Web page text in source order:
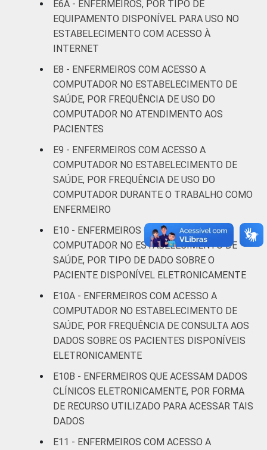
De 41
anos ou
mais
17
LOCALIZAÇÃO Capital
Interior
Fonte: CGI.br/NIC.br, Centro Regional de
Estudos para o Desenvolvimento da
Pesquisa sobre o uso das tecnologias de
informação e comunicação nos
estabelecimentos de saúde brasileiros - TIC
Saúde 2016.
E6A - ENFERMEIROS, POR TIPO DE
EQUIPAMENTO DISPONÍVEL PARA USO NO
ESTABELECIMENTO COM ACESSO À
INTERNET
E8 - ENFERMEIROS COM ACESSO A
COMPUTADOR NO ESTABELECIMENTO DE
SAÚDE, POR FREQUÊNCIA DE USO DO
COMPUTADOR NO ATENDIMENTO AOS
PACIENTES
E9 - ENFERMEIROS COM ACESSO A
COMPUTADOR NO ESTABELECIMENTO DE
SAÚDE, POR FREQUÊNCIA DE USO DO
COMPUTADOR DURANTE O TRABALHO COMO
ENFERMEIRO
E10 - ENFERMEIROS COM ACESSO A
COMPUTADOR NO ESTABELECIMENTO DE
SAÚDE, POR TIPO DE DADO SOBRE O
PACIENTE DISPONÍVEL ELETRONICAMENTE
E10A - ENFERMEIROS COM ACESSO A
COMPUTADOR NO ESTABELECIMENTO DE
SAÚDE, POR FREQUÊNCIA DE CONSULTA AOS
DADOS SOBRE OS PACIENTES DISPONÍVEIS
ELETRONICAMENTE
E10B - ENFERMEIROS QUE ACESSAM DADOS
CLÍNICOS ELETRONICAMENTE, POR FORMA
DE RECURSO UTILIZADO PARA ACESSAR TAIS
DADOS
E11 - ENFERMEIROS COM ACESSO A